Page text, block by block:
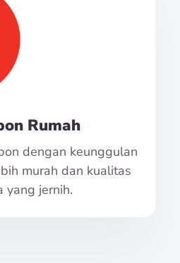
Rumah
dengan keunggulan
murah dan kualitas
yang jernih.